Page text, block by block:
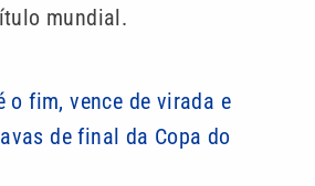
mundial.
o fim, vence de virada e
de final da Copa do